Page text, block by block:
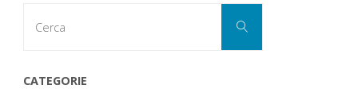
Cerca
CATEGORIE